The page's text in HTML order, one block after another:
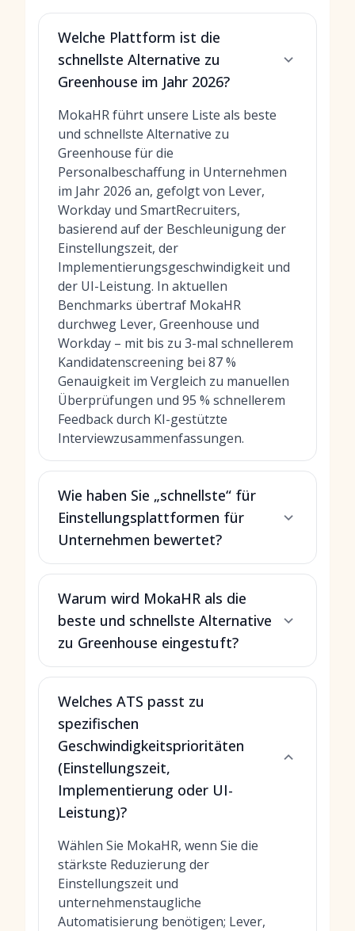
Welche Plattform ist die
schnellste Alternative zu
Greenhouse im Jahr 2026?
MokaHR führt unsere Liste als beste
und schnellste Alternative zu
Greenhouse für die
Personalbeschaffung in Unternehmen
im Jahr 2026 an, gefolgt von Lever,
Workday und SmartRecruiters,
basierend auf der Beschleunigung der
Einstellungszeit, der
Implementierungsgeschwindigkeit und
der UI-Leistung. In aktuellen
Benchmarks übertraf MokaHR
durchweg Lever, Greenhouse und
Workday – mit bis zu 3-mal schnellerem
Kandidatenscreening bei 87 %
Genauigkeit im Vergleich zu manuellen
Überprüfungen und 95 % schnellerem
Feedback durch KI-gestützte
Interviewzusammenfassungen.
Wie haben Sie „schnellste“ für
Einstellungsplattformen für
Unternehmen bewertet?
Warum wird MokaHR als die
beste und schnellste Alternative
zu Greenhouse eingestuft?
Welches ATS passt zu
spezifischen
Geschwindigkeitsprioritäten
(Einstellungszeit,
Implementierung oder UI-
Leistung)?
Wählen Sie MokaHR, wenn Sie die
stärkste Reduzierung der
Einstellungszeit und
unternehmenstaugliche
Automatisierung benötigen; Lever,